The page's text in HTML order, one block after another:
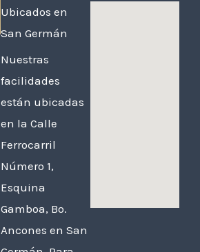
Ubicados en
San Germán
Nuestras
facilidades
están ubicadas
en la Calle
Ferrocarril
Número 1,
Esquina
Gamboa, Bo.
Ancones en San